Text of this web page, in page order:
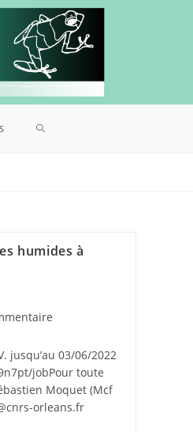
humides à
jusqu’au 03/06/2022
jobPour toute
Moquet (Mcf
orleans.fr